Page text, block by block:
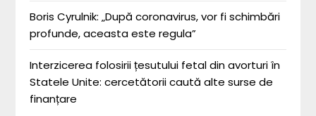
Boris Cyrulnik: „După coronavirus, vor fi schimbări
profunde, aceasta este regula”
Interzicerea folosirii țesutului fetal din avorturi în
Statele Unite: cercetătorii caută alte surse de
finanțare